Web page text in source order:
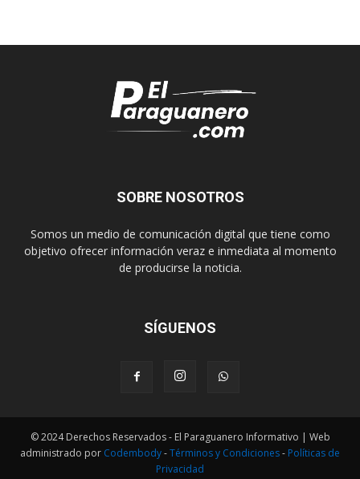
SOBRE NOSOTROS
Somos un medio de comunicación digital que tiene como
objetivo ofrecer información veraz e inmediata al momento
de producirse la noticia.
SÍGUENOS
© 2024 Derechos Reservados - El Paraguanero Informativo | Web
administrado por Codembody-Términos y Condiciones- Políticas de
Privacidad